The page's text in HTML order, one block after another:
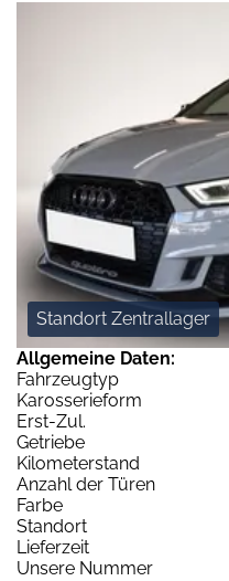
Standort Zentrallager
Allgemeine Daten:
Fahrzeugtyp
Karosserieform
Erst-Zul.
Getriebe
Kilometerstand
Anzahl der Türen
Farbe
Standort
Lieferzeit
Unsere Nummer